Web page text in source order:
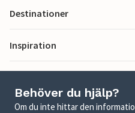
Destinationer
Inspiration
Behöver du hjälp?
Om du inte hittar den